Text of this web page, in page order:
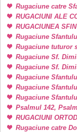
Rugaciune catre
RUGACIUNI ALE
RUGACIUNEA
Rugaciune
Rugaciune tuturor
Rugaciune Sf.
Rugaciune Sf.
Rugaciune
Rugaciune
Rugaciune
Psalmul 142,
RUGACIUNI
Rugaciune catre